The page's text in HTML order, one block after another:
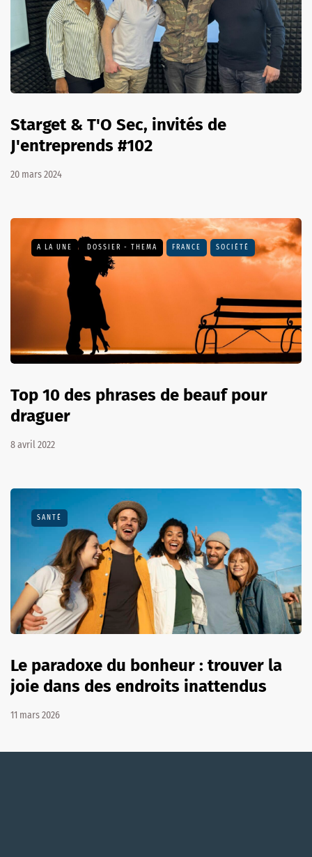
Starget & T'O Sec, invités de
J'entreprends #102
20 mars 2024
A LA UNE DOSSIER - THEMA FRANCE SOCIÉTÉ
Top 10 des phrases de beauf pour
draguer
8 avril 2022
SANTÉ
Le paradoxe du bonheur : trouver la
joie dans des endroits inattendus
11 mars 2026